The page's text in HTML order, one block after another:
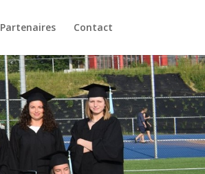
Partenaires Contact